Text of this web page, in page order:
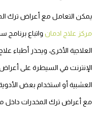
يمكن التعامل مع أعراض ترك
مركز علاج ادمان واتباع
العلاجية الأخرى، ويحذر أطباء
الإنترنت في السيطرة على
العشبية أو استخدام بعض
مع أعراض ترك المخدرات داخل